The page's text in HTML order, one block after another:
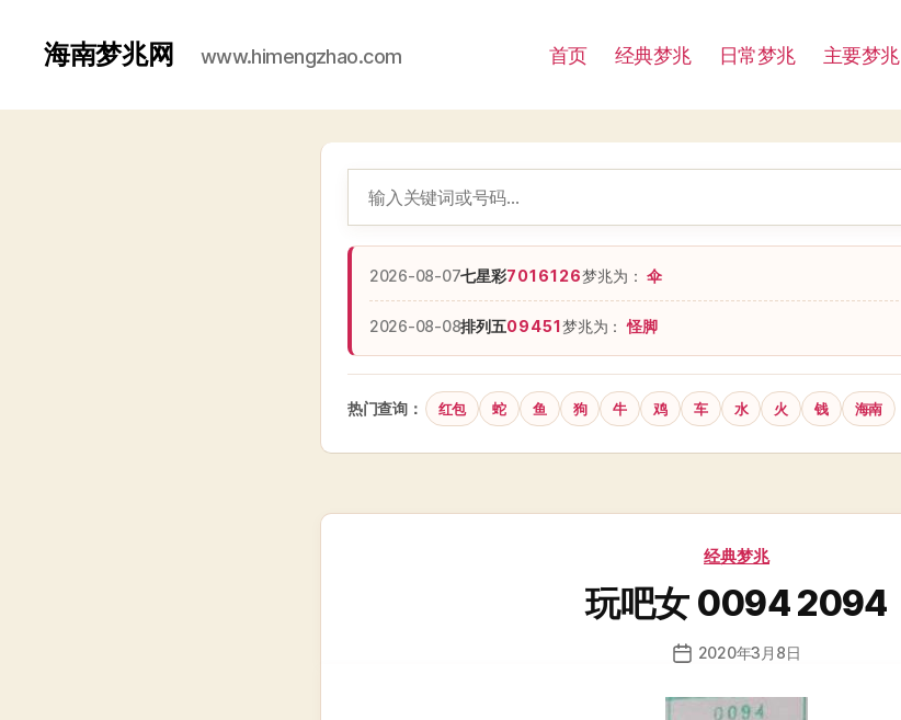
海南梦兆网 www.himengzhao.com 首页 经典梦兆 日常梦兆 主要梦兆
2026-08-07七星彩7016126梦兆为：伞
2026-08-08排列五09451梦兆为：怪脚
热门查询： 红包 蛇 鱼 狗 牛 鸡 车 水 火 钱 海南
分
经典梦兆
玩吧女 0094 2094
发
日
2020年3月8日